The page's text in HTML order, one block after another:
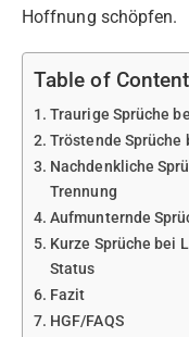
Hoffnung schöpfen.
Table of
Traurige Sprüche
Tröstende Sprüche
Nachdenkliche
Trennung
Aufmunternde
Kurze Sprüche bei
Status
Fazit
HGF/FAQS